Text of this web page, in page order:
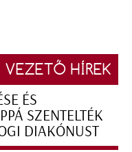
VEZETŐ HÍREK
ÉS
SZENTELTÉK
DIAKÓNUST